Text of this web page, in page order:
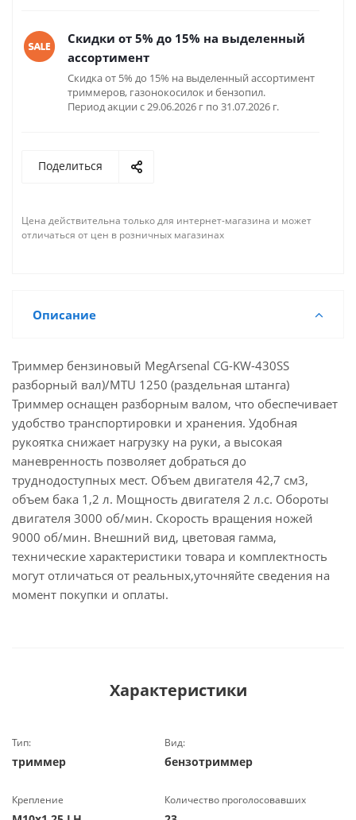
Скидки от 5% до 15% на выделенный
ассортимент
Скидка от 5% до 15% на выделенный ассортимент
триммеров, газонокосилок и бензопил.
Период акции с 29.06.2026 г по 31.07.2026 г.
Поделиться
Цена действительна только для интернет-магазина и может
отличаться от цен в розничных магазинах
Описание
Триммер бензиновый MegArsenal CG-KW-430SS
разборный вал)/MTU 1250 (раздельная штанга)
Триммер оснащен разборным валом, что обеспечивает
удобство транспортировки и хранения. Удобная
рукоятка снижает нагрузку на руки, а высокая
маневренность позволяет добраться до
труднодоступных мест. Объем двигателя 42,7 см3,
объем бака 1,2 л. Мощность двигателя 2 л.с. Обороты
двигателя 3000 об/мин. Скорость вращения ножей
9000 об/мин. Внешний вид, цветовая гамма,
технические характеристики товара и комплектность
могут отличаться от реальных,уточняйте сведения на
момент покупки и оплаты.
Характеристики
Тип:
триммер
Вид:
бензотриммер
Крепление Количество проголосовавших